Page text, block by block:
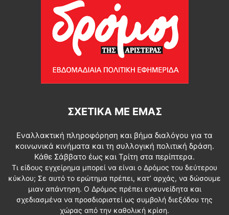
ΣΧΕΤΙΚΆ ΜΕ ΕΜΆΣ
Εναλλακτική πληροφόρηση και βήμα διαλόγου για τα
κοινωνικά κινήματα και τη συλλογική πολιτική δράση.
Κάθε Σάββατο έως και Τρίτη στα περίπτερα.
Τι είδους εγχείρημα μπορεί να είναι ο Δρόμος του δεύτερου
κύκλου; Σε αυτό το ερώτημα πρέπει, κατ’ αρχάς, να δώσουμε
μιαν απάντηση. Ο Δρόμος πρέπει ενσυνείδητα και
σχεδιασμένα να προσδιοριστεί ως συμβολή διεξόδου της
χώρας από την καθολική κρίση.